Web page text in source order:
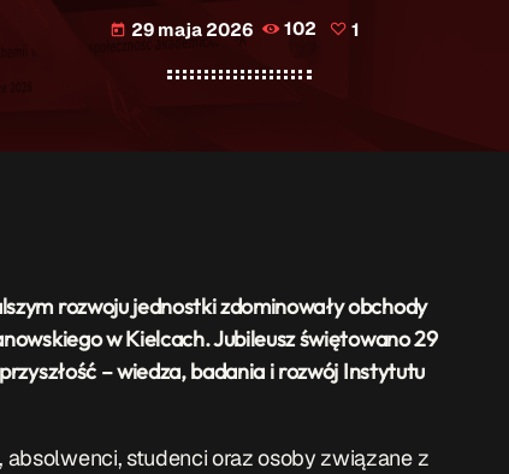
today 29 maja 2026 102 1
rozwoju jednostki zdominowały obchody
w Kielcach. Jubileusz świętowano 29
– wiedza, badania i rozwój Instytutu
studenci oraz osoby związane z